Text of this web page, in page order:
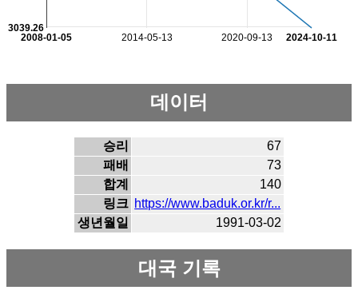
2014-05-13 2020-09-13
2008-01-05 2024-10-11
3039.26
데이터
승리
67
패배
73
합계
140
링크 https://www.baduk.or.kr/r...
생년월일
1991-03-02
대국 기록